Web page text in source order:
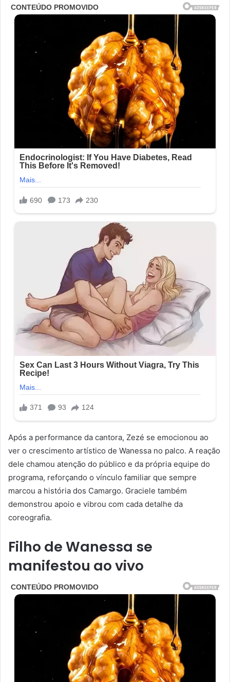
Após a performance da cantora, Zezé se emocionou ao
ver o crescimento artístico de Wanessa no palco. A reação
dele chamou atenção do público e da própria equipe do
programa, reforçando o vínculo familiar que sempre
marcou a história dos Camargo. Graciele também
demonstrou apoio e vibrou com cada detalhe da
coreografia.
Filho de Wanessa se
manifestou ao vivo